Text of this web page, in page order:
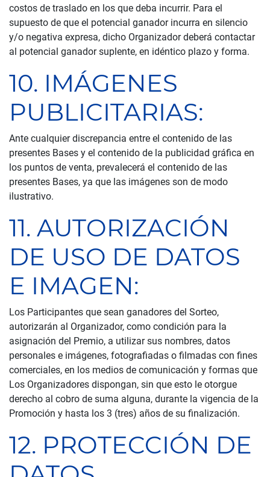
costos de traslado en los que deba incurrir. Para el
supuesto de que el potencial ganador incurra en silencio
y/o negativa expresa, dicho Organizador deberá contactar
al potencial ganador suplente, en idéntico plazo y forma.
10. IMÁGENES
PUBLICITARIAS:
Ante cualquier discrepancia entre el contenido de las
presentes Bases y el contenido de la publicidad gráfica en
los puntos de venta, prevalecerá el contenido de las
presentes Bases, ya que las imágenes son de modo
ilustrativo.
11. AUTORIZACIÓN
DE USO DE DATOS
E IMAGEN:
Los Participantes que sean ganadores del Sorteo,
autorizarán al Organizador, como condición para la
asignación del Premio, a utilizar sus nombres, datos
personales e imágenes, fotografiadas o filmadas con fines
comerciales, en los medios de comunicación y formas que
Los Organizadores dispongan, sin que esto le otorgue
derecho al cobro de suma alguna, durante la vigencia de la
Promoción y hasta los 3 (tres) años de su finalización.
12. PROTECCIÓN DE